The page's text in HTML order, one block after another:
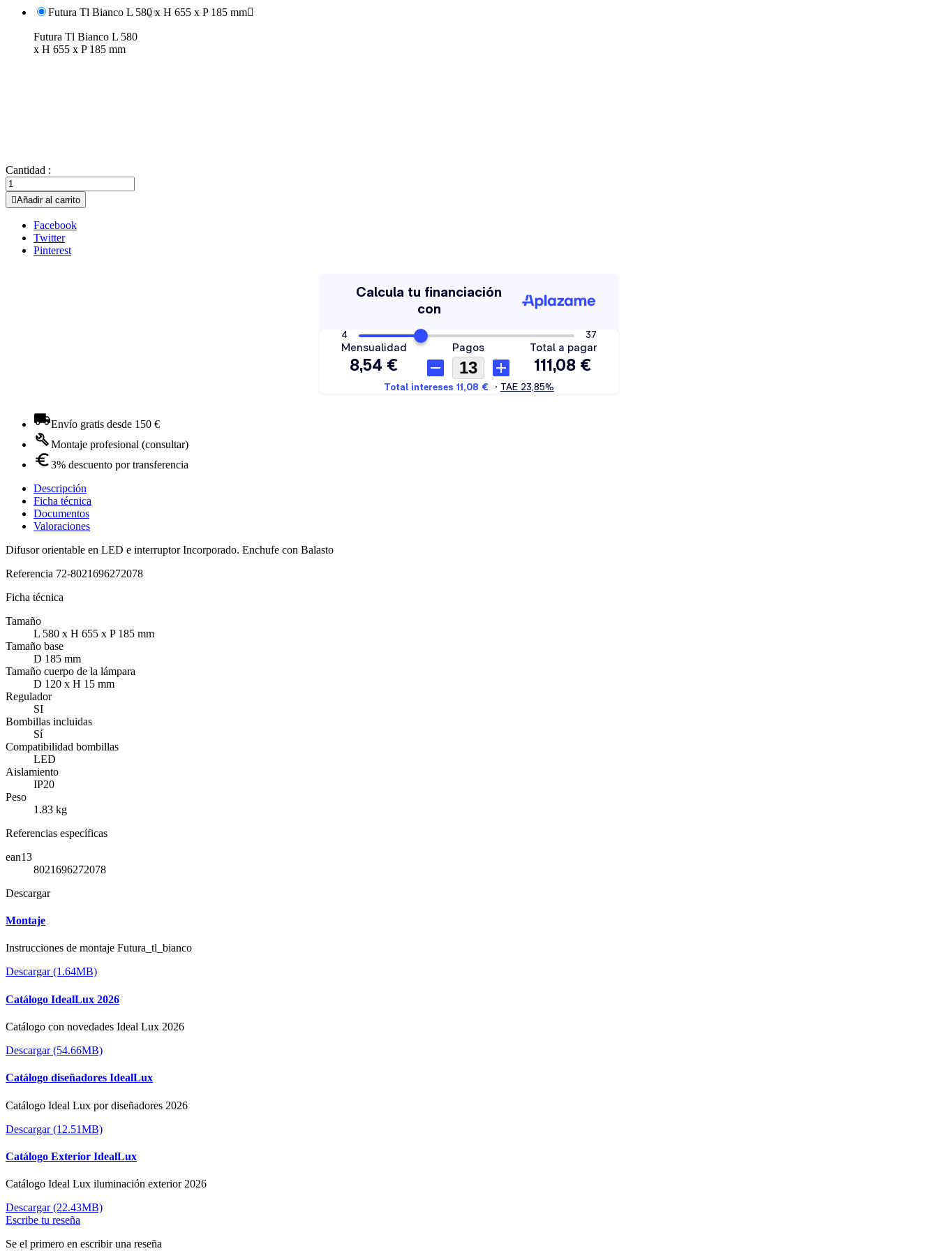
Futura Tl Bianco L 580 x H 655 x P 185 mm
Futura Tl Bianco L 580
x H 655 x P 185 mm
Cantidad :
Añadir al carrito
Facebook
Twitter
Pinterest
Envío gratis desde 150 €
Montaje profesional (consultar)
3% descuento por transferencia
Descripción
Ficha técnica
Documentos
Valoraciones
Difusor orientable en LED e interruptor Incorporado. Enchufe con Balasto
Referencia 72-8021696272078
Ficha técnica
Tamaño
L 580 x H 655 x P 185 mm
Tamaño base
D 185 mm
Tamaño cuerpo de la lámpara
D 120 x H 15 mm
Regulador
SI
Bombillas incluidas
Sí
Compatibilidad bombillas
LED
Aislamiento
IP20
Peso
1.83 kg
Referencias específicas
ean13
8021696272078
Descargar
Montaje
Instrucciones de montaje Futura_tl_bianco
Descargar (1.64MB)
Catálogo IdealLux 2026
Catálogo con novedades Ideal Lux 2026
Descargar (54.66MB)
Catálogo diseñadores IdealLux
Catálogo Ideal Lux por diseñadores 2026
Descargar (12.51MB)
Catálogo Exterior IdealLux
Catálogo Ideal Lux iluminación exterior 2026
Descargar (22.43MB)
Escribe tu reseña
Se el primero en escribir una reseña